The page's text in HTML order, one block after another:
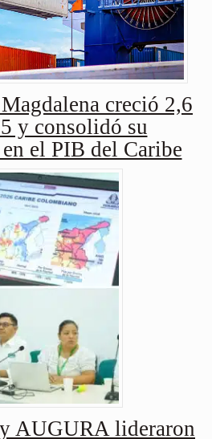
creció 2,6
y consolidó su
el PIB del Caribe
AUGURA lideraron